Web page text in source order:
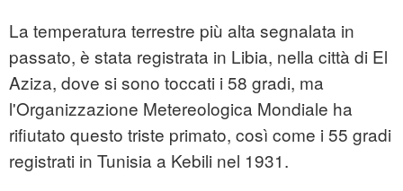
La temperatura terrestre più alta segnalata in
passato, è stata registrata in Libia, nella città di El
Aziza, dove si sono toccati i 58 gradi, ma
l'Organizzazione Metereologica Mondiale ha
rifiutato questo triste primato, così come i 55 gradi
registrati in Tunisia a Kebili nel 1931.